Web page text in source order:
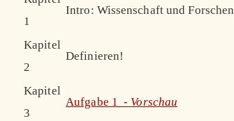
1
Intro: Wissenschaft und Forschen
Kapitel
2
Definieren!
Kapitel
3
Aufgabe 1 - Vorschau